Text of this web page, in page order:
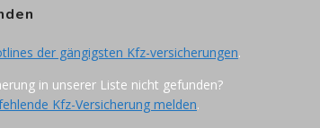
der gängigsten Kfz-versicherungen.
in unserer Liste nicht gefunden?
Kfz-Versicherung melden.